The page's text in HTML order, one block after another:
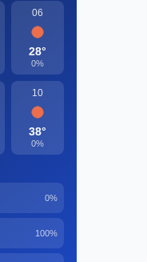
06
28°
0%
10
38°
0%
0%
100%